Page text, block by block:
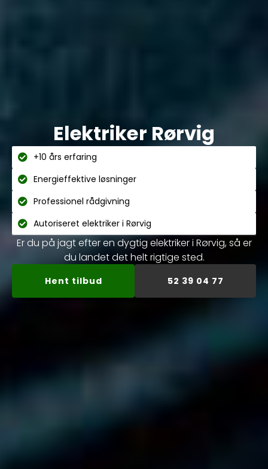
Elektriker Rørvig
+10 års erfaring
Energieffektive løsninger
Professionel rådgivning
Autoriseret elektriker i Rørvig
Er du på jagt efter en dygtig elektriker i Rørvig, så er
du landet det helt rigtige sted.
Hent tilbud 52 39 04 77